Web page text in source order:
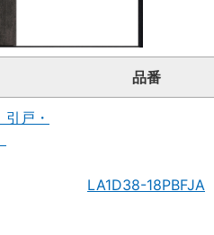
品番
戸・
LA1D38-18PBFJA